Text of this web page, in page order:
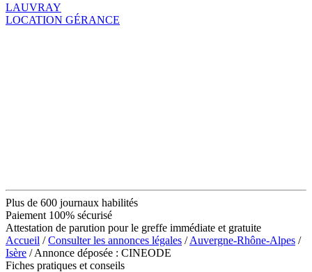
LAUVRAY
LOCATION GÉRANCE
Plus de 600 journaux habilités
Paiement 100% sécurisé
Attestation de parution pour le greffe immédiate et gratuite
Accueil /Consulter les annonces légales /Auvergne-Rhône-Alpes /
Isère / Annonce déposée : CINEODE
Fiches pratiques et conseils